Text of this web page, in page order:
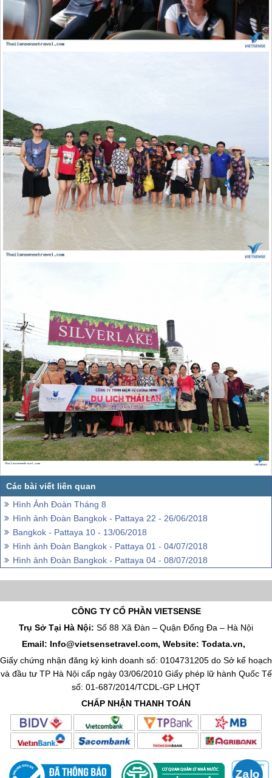
Hình Ảnh Đoàn Tháng 8
Hình ảnh Đoàn Bangkok - Pattaya 22 - 26/06/2018
Bangkok - Pattaya 10 - 13/06/2018
Hình ảnh Đoàn Bangkok - Pattaya 01 - 04/07/2018
Hình ảnh Đoàn Bangkok - Pattaya 04 - 08/07/2018
CÔNG TY CỔ PHẦN VIETSENSE
Trụ Sở Tại Hà Nội: Số 88 Xã Đàn – Quận Đống Đa – Hà Nội
Email: Info@vietsensetravel.com, Website: Todata.vn,
Giấy chứng nhận đăng ký kinh doanh số: 0104731205 do Sở kế hoạch
và đầu tư TP Hà Nội cấp ngày 03/06/2010 Giấy phép lữ hành Quốc Tế
số: 01-687/2014/TCDL-GP LHQT
CHẤP NHẬN THANH TOÁN